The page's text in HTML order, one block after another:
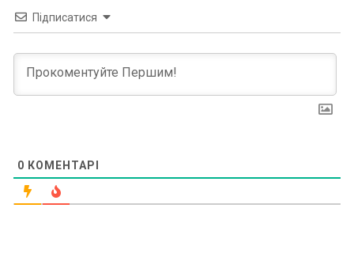
Підписатися
0 КОМЕНТАРІ